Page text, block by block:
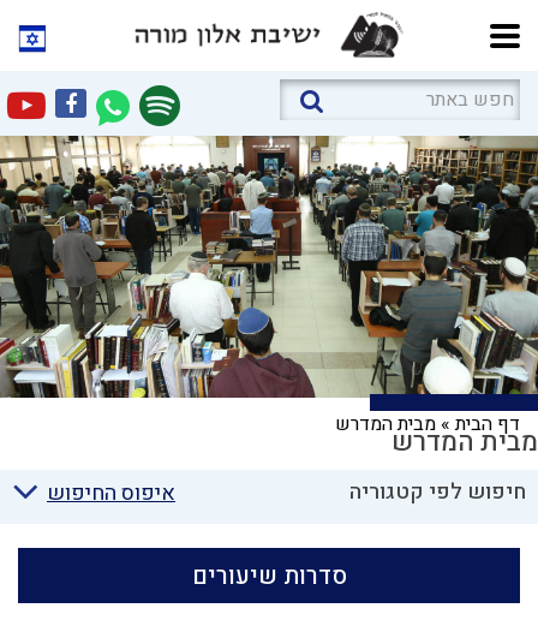
דף הבית» מבית המדרשמבית המדרש
איפוס החיפוש חיפוש לפי קטגוריה
סדרות שיעורים